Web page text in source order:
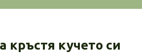
кръстя кучето си